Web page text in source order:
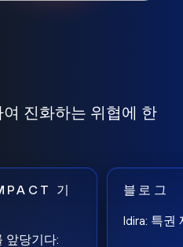
진화하는 위협에 한
기
앞당기다:
블로그
Idira: 특권